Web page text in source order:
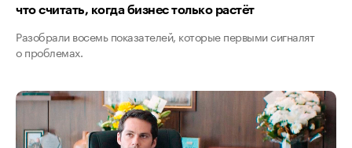
что считать, когда бизнес только растёт
Разобрали восемь показателей, которые первыми сигналят
о проблемах.